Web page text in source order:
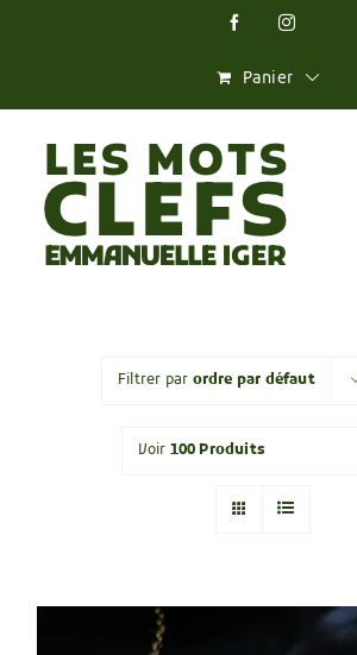
FacebookInstagram
Panier
Filtrer par ordre par défaut
Voir 100 Produits